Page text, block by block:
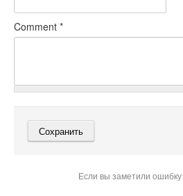
Comment *
Если вы заметили